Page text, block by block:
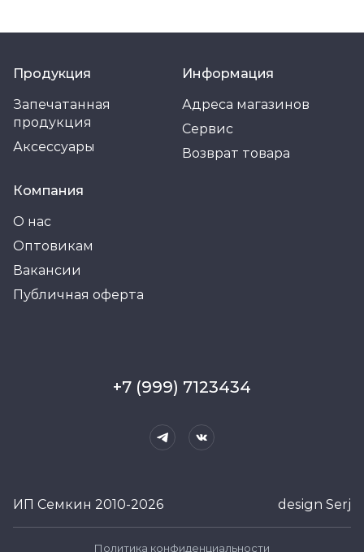
Продукция
Запечатанная
продукция
Аксессуары
Информация
Адреса магазинов
Сервис
Возврат товара
Компания
О нас
Оптовикам
Вакансии
Публичная оферта
ИП Семкин 2010-2026
+7 (999) 7123434
Политика конфиденциальности
design Serj